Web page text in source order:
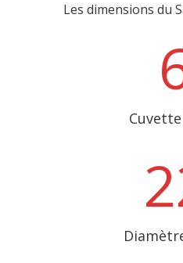
Les dimensions du